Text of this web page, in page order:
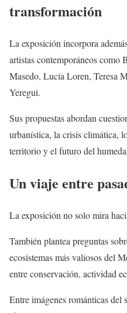
transformación
La exposición incorpora
artistas contemporáneos como
Masedo, Lucía Loren, Teresa
Yeregui.
Sus propuestas abordan
urbanística, la crisis climática,
territorio y el futuro del
Un viaje entre
La exposición no solo mira
También plantea preguntas
ecosistemas más valiosos del
entre conservación, actividad
Entre imágenes románticas